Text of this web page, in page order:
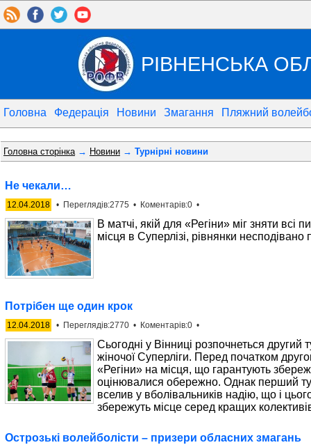
РІВНЕНСЬКА
Головна Федерація Новини Змагання Пляжний
Головна сторінка→ Новини → Турнірні новини
Не чекали…
12.04.2018 • Переглядів:2775 • Коментарів:0 •
В матчі, якій для «Регіни» міг зняти всі
місця в Суперлізі, рівнянки
Потрібен ще один крок
12.04.2018 • Переглядів:2770 • Коментарів:0 •
Сьогодні у Вінниці розпочнеться другий
жіночої Суперліги. Перед початком
«Регіни» на місця, що гарантують
оцінювалися обережно. Однак перший
вселив у вболівальників надію, що і
збережуть місце серед кращих
Острозькі волейболісти – призери обласних змагань